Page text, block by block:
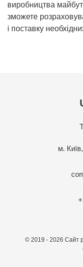
виробництва
зможете
і поставку
м.
© 2019 - 2026 Сайт